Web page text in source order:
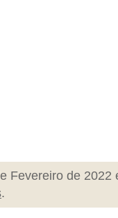
Fevereiro de 2022
.